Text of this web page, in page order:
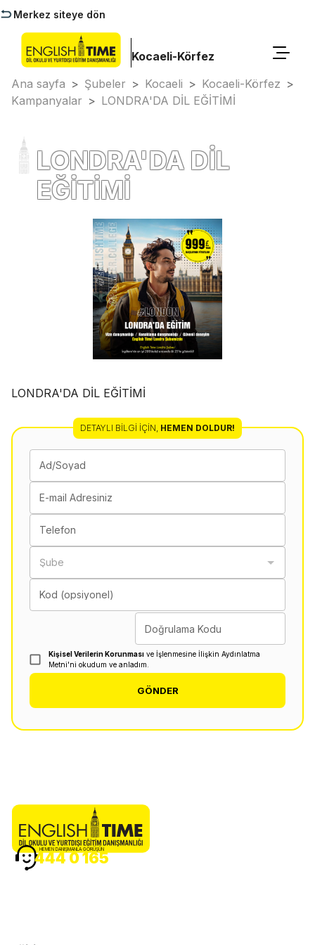
Merkez siteye dön
Kocaeli-Körfez
Ana sayfa > Şubeler > Kocaeli > Kocaeli-Körfez >
Kampanyalar > LONDRA'DA DİL EĞİTİMİ
LONDRA'DA DİL
EĞİTİMİ
LONDRA'DA DİL EĞİTİMİ
DETAYLI BILGI İÇIN, HEMEN DOLDUR!
Ad/Soyad
E-mail Adresiniz
Telefon
Şube
Kod (opsiyonel)
Doğrulama Kodu
Kişisel Verilerin Korunması ve İşlenmesine İlişkin Aydınlatma
Metni'ni okudum ve anladım.
GÖNDER
HEMEN DANIŞMANLA GÖRÜŞÜN
444 0 165